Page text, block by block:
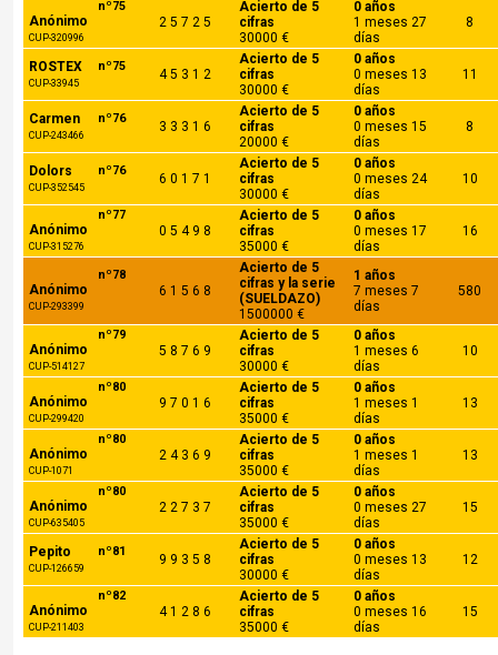
nº75
Anónimo
CUP-320996
2 5 7 2 5
Acierto de 5
cifras
30000 €
0 años
1 meses 27
días
8
nº75
ROSTEX
CUP-33945
4 5 3 1 2
Acierto de 5
cifras
30000 €
0 años
0 meses 13
días
11
nº76
Carmen
CUP-243466
3 3 3 1 6
Acierto de 5
cifras
20000 €
0 años
0 meses 15
días
8
nº76
Dolors
CUP-352545
6 0 1 7 1
Acierto de 5
cifras
30000 €
0 años
0 meses 24
días
10
nº77
Anónimo
CUP-315276
0 5 4 9 8
Acierto de 5
cifras
35000 €
0 años
0 meses 17
días
16
nº78
Anónimo
CUP-293399
6 1 5 6 8
Acierto de 5
cifras y la serie
(SUELDAZO)
1500000 €
1 años
7 meses 7
días
580
nº79
Anónimo
CUP-514127
5 8 7 6 9
Acierto de 5
cifras
30000 €
0 años
1 meses 6
días
10
nº80
Anónimo
CUP-299420
9 7 0 1 6
Acierto de 5
cifras
35000 €
0 años
1 meses 1
días
13
nº80
Anónimo
CUP-1071
2 4 3 6 9
Acierto de 5
cifras
35000 €
0 años
1 meses 1
días
13
nº80
Anónimo
CUP-635405
2 2 7 3 7
Acierto de 5
cifras
35000 €
0 años
0 meses 27
días
15
nº81
Pepito
CUP-126659
9 9 3 5 8
Acierto de 5
cifras
30000 €
0 años
0 meses 13
días
12
nº82
Anónimo
CUP-211403
4 1 2 8 6
Acierto de 5
cifras
35000 €
0 años
0 meses 16
días
15